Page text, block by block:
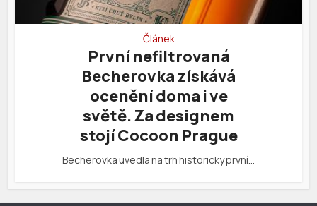
Článek
První nefiltrovaná
Becherovka získává
ocenění doma i ve
světě. Za designem
stojí Cocoon Prague
Becherovka uvedla na trh historicky první…